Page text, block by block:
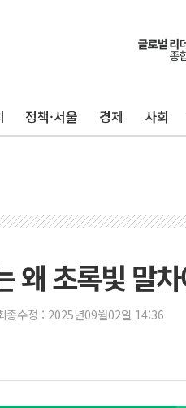
정책·서울 경제 사회
왜 초록빛 말
종수정 : 2025년09월02일 14:36